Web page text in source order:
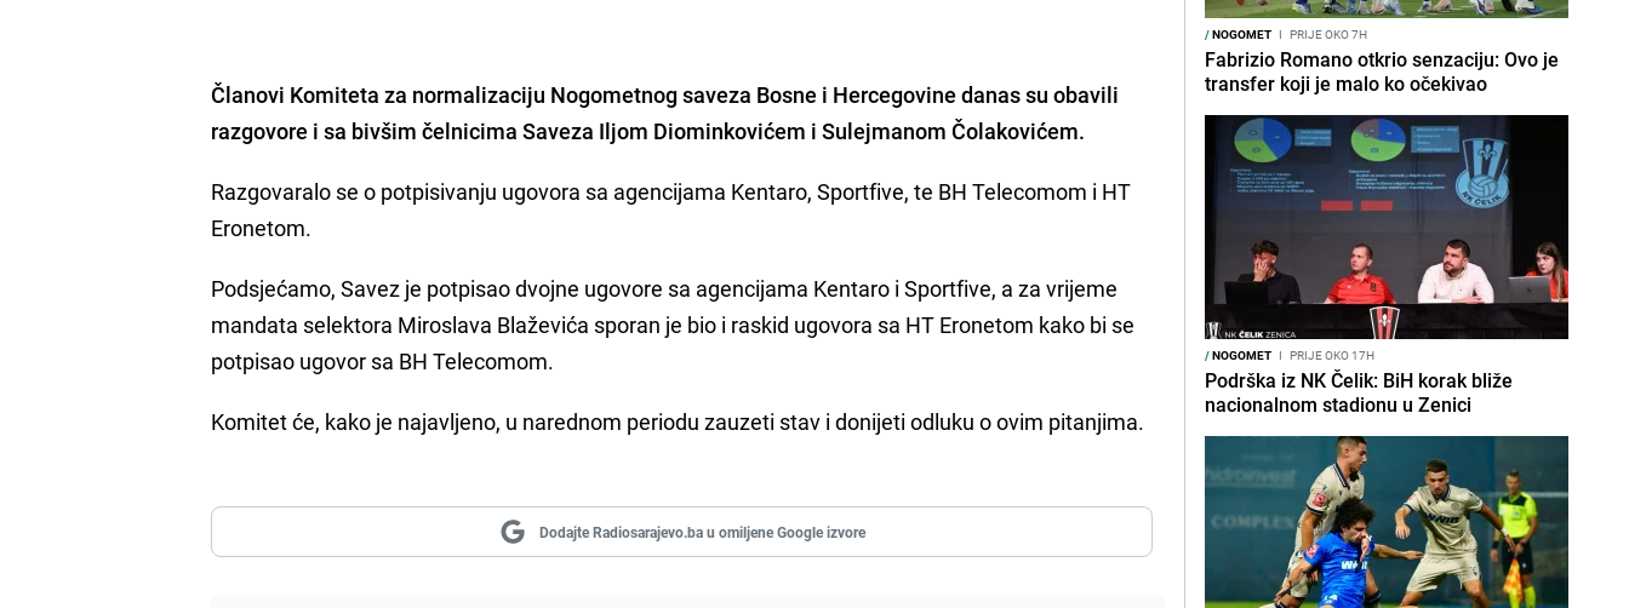
Članovi Komiteta za normalizaciju Nogometnog saveza Bosne i Hercegovine danas su obavili
razgovore i sa bivšim čelnicima Saveza Iljom Diominkovićem i Sulejmanom Čolakovićem.
Razgovaralo se o potpisivanju ugovora sa agencijama Kentaro, Sportfive, te BH Telecomom i HT
Eronetom.
Podsjećamo, Savez je potpisao dvojne ugovore sa agencijama Kentaro i Sportfive, a za vrijeme
mandata selektora Miroslava Blaževića sporan je bio i raskid ugovora sa HT Eronetom kako bi se
potpisao ugovor sa BH Telecomom.
Komitet će, kako je najavljeno, u narednom periodu zauzeti stav i donijeti odluku o ovim pitanjima.
Dodajte Radiosarajevo.ba u omiljene Google izvore
/NOGOMET I PRIJE OKO 7H
Fabrizio Romano otkrio senzaciju: Ovo je
transfer koji je malo ko očekivao
/NOGOMET I PRIJE OKO 17H
Podrška iz NK Čelik: BiH korak bliže
nacionalnom stadionu u Zenici